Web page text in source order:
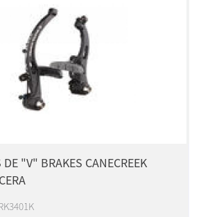
"V" BRAKES CANECREEK